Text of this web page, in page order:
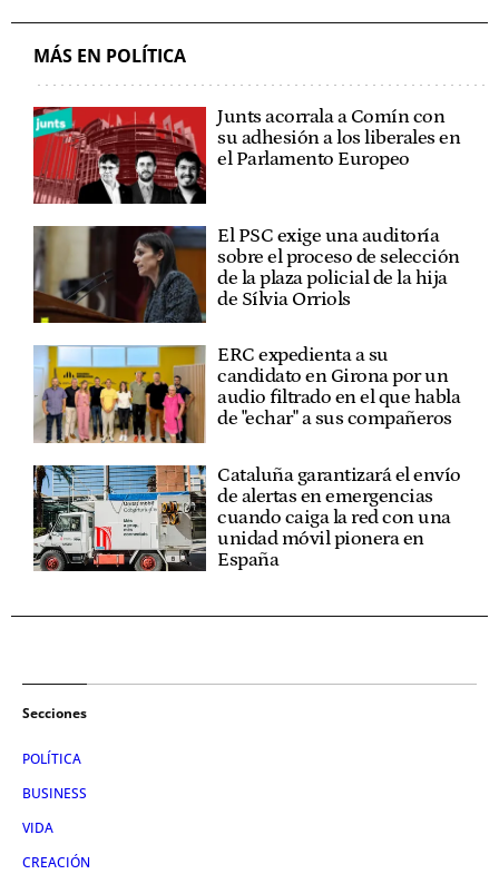
MÁS EN POLÍTICA
Junts acorrala a Comín con
su adhesión a los liberales en
el Parlamento Europeo
El PSC exige una auditoría
sobre el proceso de selección
de la plaza policial de la hija
de Sílvia Orriols
ERC expedienta a su
candidato en Girona por un
audio filtrado en el que habla
de "echar" a sus compañeros
Cataluña garantizará el envío
de alertas en emergencias
cuando caiga la red con una
unidad móvil pionera en
España
Secciones
POLÍTICA
BUSINESS
VIDA
CREACIÓN